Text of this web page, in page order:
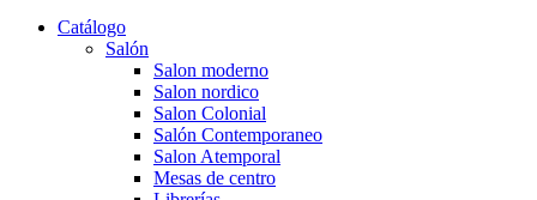
Catálogo
Salón
Salon moderno
Salon nordico
Salon Colonial
Salón Contemporaneo
Salon Atemporal
Mesas de centro